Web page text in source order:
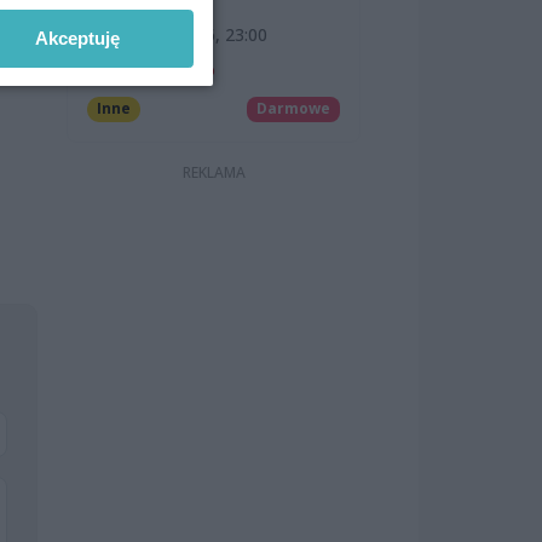
z
14 sierpnia 2026, 23:00
Wały Chrobrego
Inne Darmowe
Akceptuję